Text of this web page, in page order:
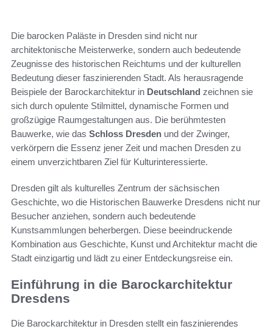
Die barocken Paläste in Dresden sind nicht nur
architektonische Meisterwerke, sondern auch bedeutende
Zeugnisse des historischen Reichtums und der kulturellen
Bedeutung dieser faszinierenden Stadt. Als herausragende
Beispiele der Barockarchitektur in Deutschland zeichnen sie
sich durch opulente Stilmittel, dynamische Formen und
großzügige Raumgestaltungen aus. Die berühmtesten
Bauwerke, wie das Schloss Dresden und der Zwinger,
verkörpern die Essenz jener Zeit und machen Dresden zu
einem unverzichtbaren Ziel für Kulturinteressierte.
Dresden gilt als kulturelles Zentrum der sächsischen
Geschichte, wo die Historischen Bauwerke Dresdens nicht nur
Besucher anziehen, sondern auch bedeutende
Kunstsammlungen beherbergen. Diese beeindruckende
Kombination aus Geschichte, Kunst und Architektur macht die
Stadt einzigartig und lädt zu einer Entdeckungsreise ein.
Einführung in die Barockarchitektur
Dresdens
Die Barockarchitektur in Dresden stellt ein faszinierendes